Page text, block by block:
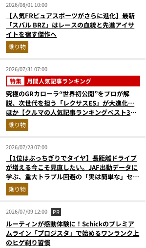
2026/08/01 10:00
【人気FRピュアスポーツがさらに進化】最新
「スバル BRZ」はレースの血統と先進アイサ
イトを宿す傑作へ
乗り物
2026/07/31 07:00
特集 月間人気記事ランキング
究極のGRカローラ“世界初公開”をプロが解
説、次世代を担う「レクサスES」が大進化…
ほか【クルマの人気記事ランキングベスト3】
（2026年6月版）
乗り物
2026/07/28 07:00
【1位はぶっちぎりでタイヤ】長距離ドライブ
が増える今こそ見直したい。JAF出動データに
学ぶ、重大トラブル回避の「実は簡単な」セル
フメンテ術
乗り物
2026/07/09 12:00 PR
ルーティンが感動体験に！Schickのプレミア
ムライン「プロジスタ」で始めるワンランク上
のヒゲ剃り習慣